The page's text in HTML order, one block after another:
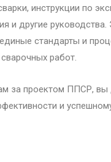
инструкции по
и другие руководства.
стандарты и
работ.
за проектом ППСР, вы
и